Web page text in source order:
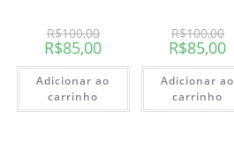
R$100,00
R$85,00
Adicionar ao
carrinho
R$100,00
R$85,00
Adicionar ao
carrinho